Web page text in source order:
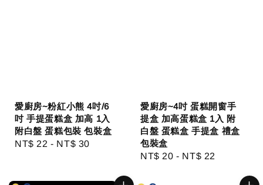
愛廚房~粉紅小熊 4吋/6
吋 手提蛋糕盒 加高 1入
附白盤 蛋糕包裝 包裝盒
Regular
NT$ 22 - NT$ 30
愛廚房~4吋 蛋糕開窗手
提盒 加高蛋糕盒 1入 附
白盤 蛋糕盒 手提盒 禮盒
包裝盒
Regular
NT$ 20 - NT$ 22